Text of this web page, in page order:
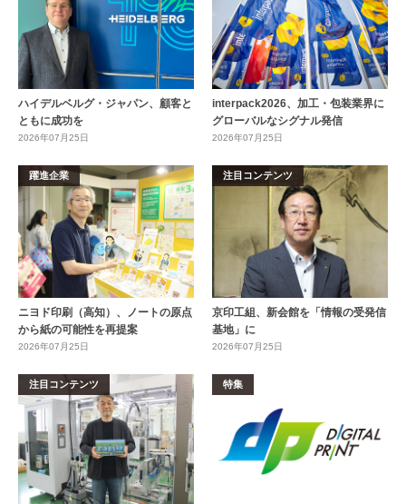
ハイデルベルグ・ジャパン、顧客と
ともに成功を
2026年07月25日
interpack2026、加工・包装業界に
グローバルなシグナル発信
2026年07月25日
躍進企業
ニヨド印刷（高知）、ノートの原点
から紙の可能性を再提案
2026年07月25日
注目コンテンツ
京印工組、新会館を「情報の受発信
基地」に
2026年07月25日
注目コンテンツ 特集